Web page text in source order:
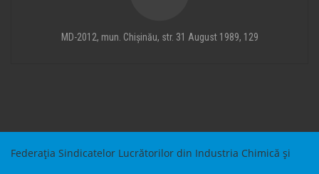
MD-2012, mun. Chișinău, str. 31 August 1989, 129
Federația Sindicatelor Lucrătorilor din Industria Chimică și